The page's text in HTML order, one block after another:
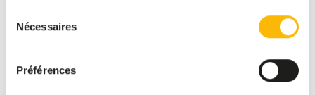
Nécessaires
Préférences